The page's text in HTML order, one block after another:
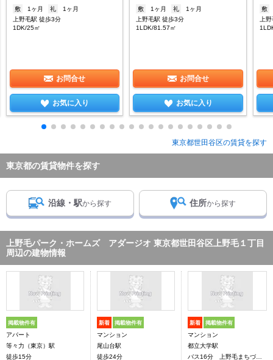
敷
1ヶ月 礼
1ヶ月
上野毛駅 徒歩3分
1DK/25㎡
お問合せ
お気に入り
敷
1ヶ月 礼
1ヶ月
上野毛駅 徒歩3分
1LDK/81.57㎡
お問合せ
お気に入り
敷
上
東京都世田谷区の賃貸を探す
東京都の賃貸物件を探す
沿線・駅から探す 住所から探す
上野毛パーク・ホームズ アダージオ 東京都世田谷区上野毛１丁目
周辺の建物情報
掲載物件有
アパート
等々力（東京）駅
徒歩15分
新着 掲載物件有
マンション
尾山台駅
徒歩24分
新着 掲載物件有
マンション
都立大学駅
バス16分 上野毛まちづくりセンター下車：停歩2分